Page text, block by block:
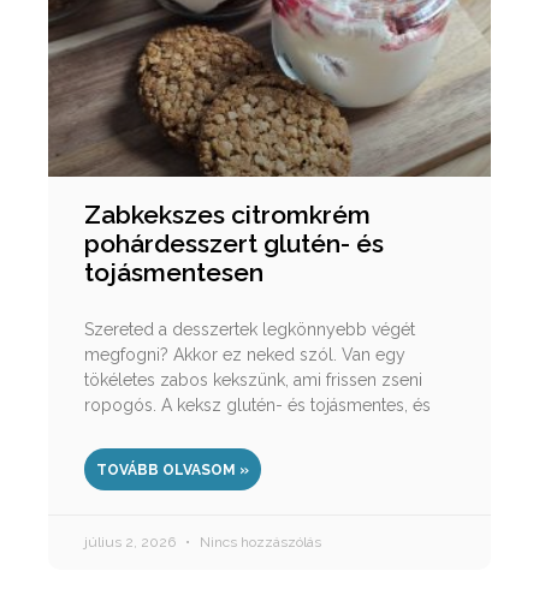
Zabkekszes citromkrém
pohárdesszert glutén- és
tojásmentesen
Szereted a desszertek legkönnyebb végét
megfogni? Akkor ez neked szól. Van egy
tökéletes zabos kekszünk, ami frissen zseni
ropogós. A keksz glutén- és tojásmentes, és
TOVÁBB OLVASOM »
július 2, 2026 Nincs hozzászólás